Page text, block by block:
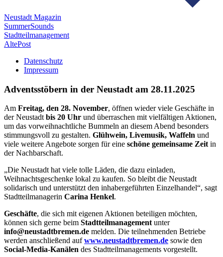
Neustadt Magazin
SummerSounds
Stadtteilmanagement
AltePost
Datenschutz
Impressum
Adventsstöbern in der Neustadt am 28.11.2025
Am Freitag, den 28. November, öffnen wieder viele Geschäfte in
der Neustadtbis 20 Uhr und überraschen mit vielfältigen Aktionen,
um das vorweihnachtliche Bummeln an diesem Abend besonders
stimmungsvoll zu gestalten. Glühwein, Livemusik, Waffeln und
viele weitere Angebote sorgen für eine schöne gemeinsame Zeitin
der Nachbarschaft.
„Die Neustadt hat viele tolle Läden, die dazu einladen,
Weihnachtsgeschenke lokal zu kaufen. So bleibt die Neustadt
solidarisch und unterstützt den inhabergeführten Einzelhandel“, sagt
Stadtteilmanagerin Carina Henkel.
Geschäfte, die sich mit eigenen Aktionen beteiligen möchten,
können sich gerne beim Stadtteilmanagementunter
info@neustadtbremen.de melden. Die teilnehmenden Betriebe
werden anschließend aufwww.neustadtbremen.de sowie den
Social-Media-Kanälen des Stadtteilmanagements vorgestellt.